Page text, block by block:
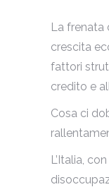
La frenata
crescita
fattori
credito e
Cosa ci
L’Italia,